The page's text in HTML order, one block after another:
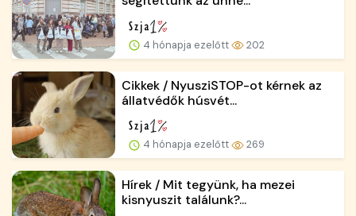
4 hónapja ezelőtt 202
Cikkek / NyusziSTOP-ot kérnek az
állatvédők húsvét...
4 hónapja ezelőtt 269
Hírek / Mit tegyünk, ha mezei
kisnyuszit találunk?...